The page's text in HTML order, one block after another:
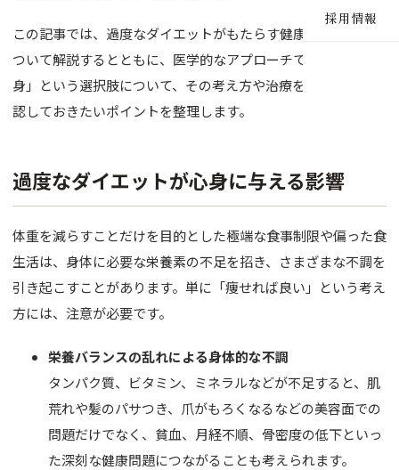
レーザー
ヒアルロ
肌育注射
FACE
鼻
口唇
顎
採用情報
この記事では、過度なダイエットがもたらす健康上のリスクに
ついて解説するとともに、医学的なアプローチである「医療痩
身」という選択肢について、その考え方や治療を受ける前に確
認しておきたいポイントを整理します。
過度なダイエットが心身に与える影響
体重を減らすことだけを目的とした極端な食事制限や偏った食
生活は、身体に必要な栄養素の不足を招き、さまざまな不調を
引き起こすことがあります。単に「痩せれば良い」という考え
方には、注意が必要です。
栄養バランスの乱れによる身体的な不調
タンパク質、ビタミン、ミネラルなどが不足すると、肌
荒れや髪のパサつき、爪がもろくなるなどの美容面での
問題だけでなく、貧血、月経不順、骨密度の低下といっ
た深刻な健康問題につながることも考えられます。